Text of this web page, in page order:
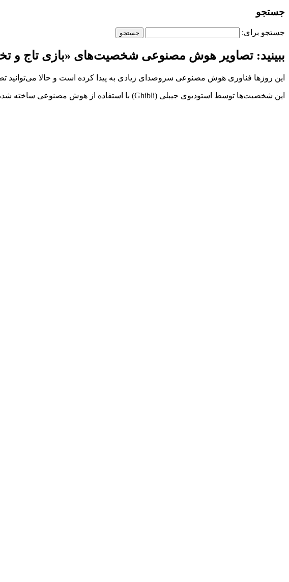
جستجو
جستجو برای:
ببینید: تصاویر هوش مصنوعی شخصیت‌های «بازی تاج و
این روزها فناوری هوش مصنوعی سروصدای زیادی به پیدا کرده است و حالا می‌توانید
این شخصیت‌ها توسط استودیوی جیبلی (Ghibli) با استفاده از هوش مصنوعی ساخته شده‌اند و سبک شاد و کارتونی دارند.